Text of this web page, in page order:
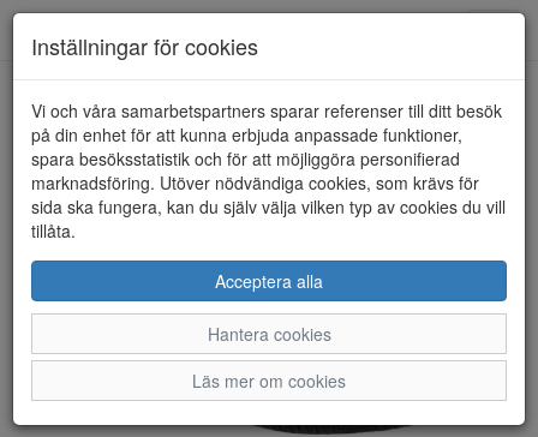
HEM KAWASAKI
Inställningar för cookies
Vi och våra samarbetspartners sparar referenser till ditt besök
på din enhet för att kunna erbjuda anpassade funktioner,
spara besöksstatistik och för att möjliggöra personifierad
marknadsföring. Utöver nödvändiga cookies, som krävs för
sida ska fungera, kan du själv välja vilken typ av cookies du vill
tillåta.
Acceptera alla
Hantera cookies
Läs mer om cookies